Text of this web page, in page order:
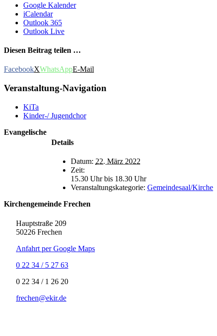
Google Kalender
iCalendar
Outlook 365
Outlook Live
Diesen Beitrag teilen …
FacebookXWhatsAppE-Mail
Veranstaltung-Navigation
KiTa
Kinder-/ Jugendchor
Details
Datum: 22. März 2022
Zeit:
15.30 Uhr bis 18.30 Uhr
Veranstaltungskategorie: Gemeindesaal/Kirche
Evangelische
Kirchengemeinde Frechen
Hauptstraße 209
50226 Frechen
Anfahrt per Google Maps
0 22 34 / 5 27 63
‍0 22 34 / ‍1 26 20
frechen@ekir.de